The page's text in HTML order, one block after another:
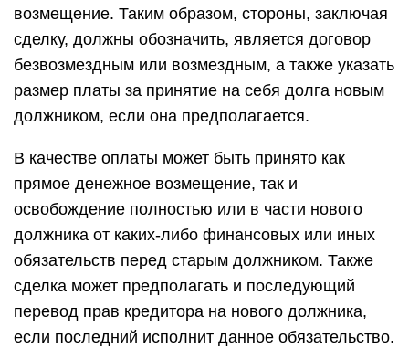
возмещение. Таким образом, стороны, заключая
сделку, должны обозначить, является договор
безвозмездным или возмездным, а также указать
размер платы за принятие на себя долга новым
должником, если она предполагается.
В качестве оплаты может быть принято как
прямое денежное возмещение, так и
освобождение полностью или в части нового
должника от каких-либо финансовых или иных
обязательств перед старым должником. Также
сделка может предполагать и последующий
перевод прав кредитора на нового должника,
если последний исполнит данное обязательство.